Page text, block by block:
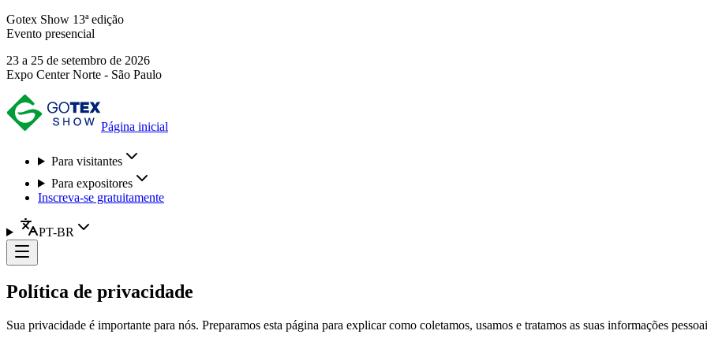
Gotex Show 13ª edição
Evento presencial
23 a 25 de setembro de 2026
Expo Center Norte - São Paulo
Página inicial
Para visitantes
Para expositores
Inscreva-se gratuitamente
PT-BR
Política de privacidade
Sua privacidade é importante para nós. Preparamos esta página para explicar como coletamos, usamos e tratamos as suas informações